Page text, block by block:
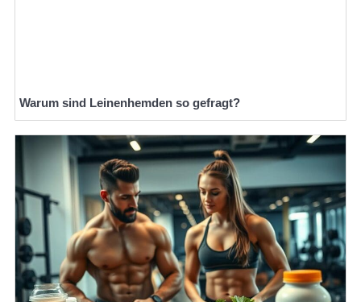
Warum sind Leinenhemden so gefragt?